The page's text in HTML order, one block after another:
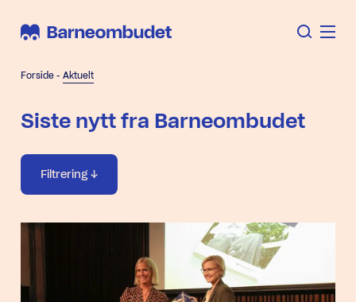
Forside - Aktuelt
Siste nytt fra Barneombudet
Filtrering
Artikler